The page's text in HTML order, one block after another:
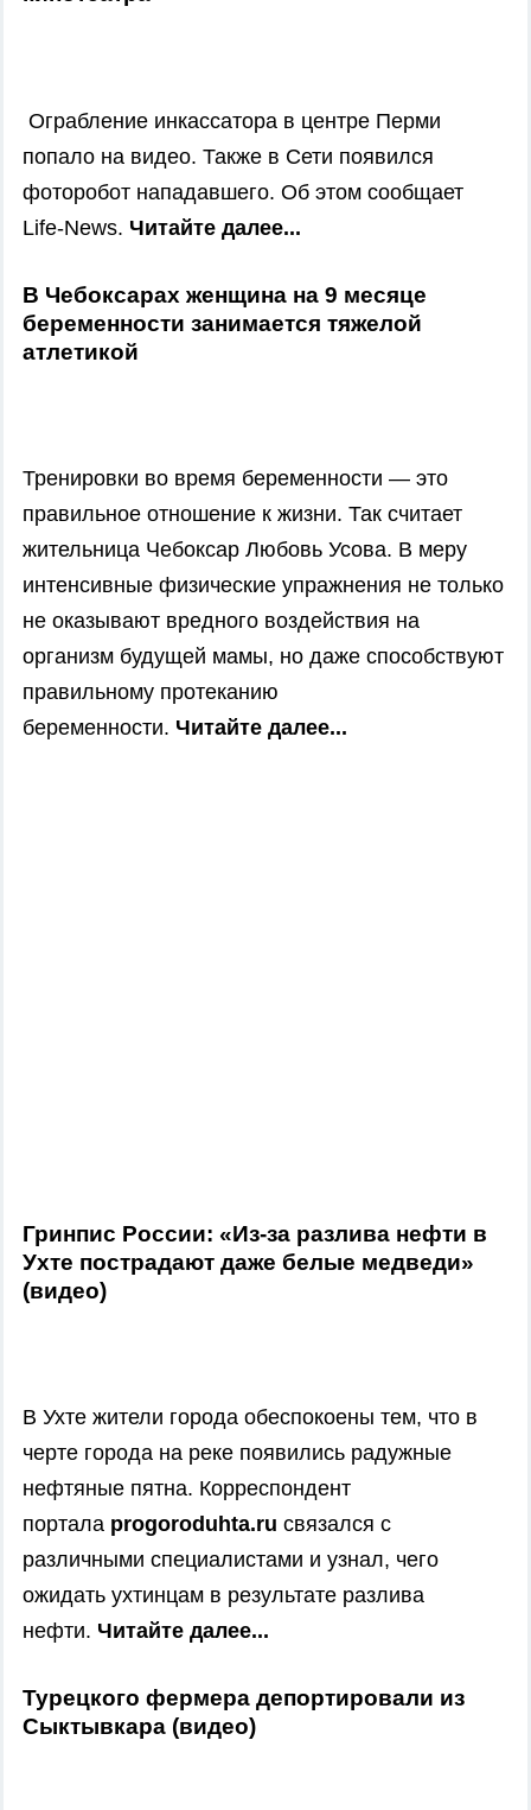
Ограбление инкассатора в центре Перми
попало на видео. Также в Сети появился
фоторобот нападавшего. Об этом сообщает
Life-News. Читайте далее...
В Чебоксарах женщина на 9 месяце
беременности занимается тяжелой
атлетикой
Тренировки во время беременности — это
правильное отношение к жизни. Так считает
жительница Чебоксар Любовь Усова. В меру
интенсивные физические упражнения не только
не оказывают вредного воздействия на
организм будущей мамы, но даже способствуют
правильному протеканию
беременности. Читайте далее...
Гринпис России: «Из-за разлива нефти в
Ухте пострадают даже белые медведи»
(видео)
В Ухте жители города обеспокоены тем, что в
черте города на реке появились радужные
нефтяные пятна. Корреспондент
портала progoroduhta.ru связался с
различными специалистами и узнал, чего
ожидать ухтинцам в результате разлива
нефти. Читайте далее...
Турецкого фермера депортировали из
Сыктывкара (видео)